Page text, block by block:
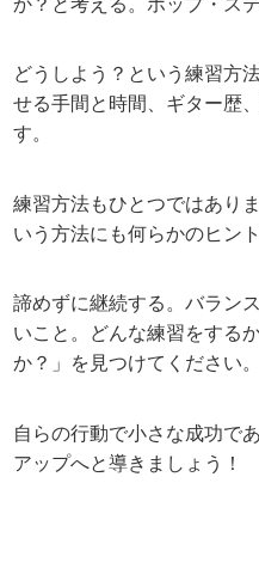
どうしよう？という練習方
せる手間と時間、ギター歴
す。
練習方法もひとつではあり
いう方法にも何らかのヒン
諦めずに継続する。バラン
いこと。どんな練習をする
か？」を見つけてください。
自らの行動で小さな成功で
アップへと導きましょう！